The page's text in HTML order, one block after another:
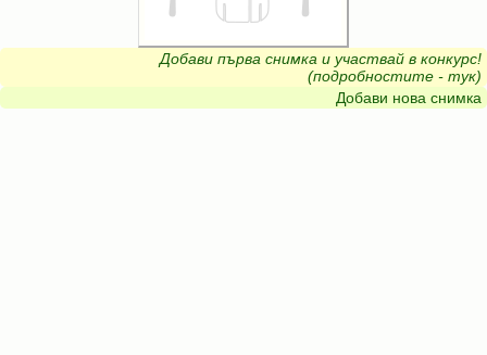
Добави първа снимка и участвай в конкурс!
(подробностите - тук)
Добави нова снимка